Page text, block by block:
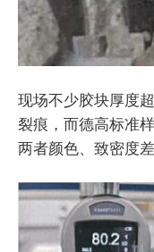
现场不少胶块厚度
裂痕，而德高标准
两者颜色、致密度差